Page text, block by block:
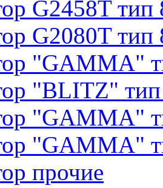
G2458T тип
G2080T тип
"GAMMA"
"BLITZ"
"GAMMA"
"GAMMA"
прочие